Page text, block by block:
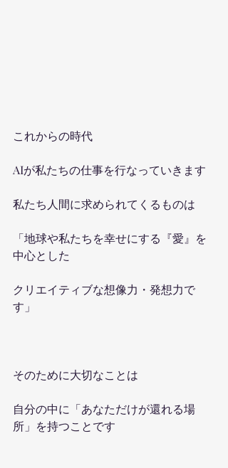
これからの時代
AIが私たちの仕事を行なっていきます
私たち人間に求められてくるものは
「地球や私たちを幸せにする『愛』を
中心とした
クリエイティブな想像力・発想力で
す」
そのために大切なことは
自分の中に「あなただけが還れる場
所」を持つことです